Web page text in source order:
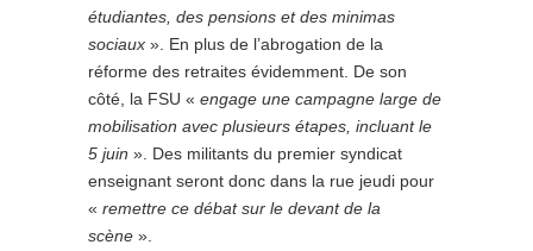
étudiantes, des pensions et des minimas
sociaux ». En plus de l’abrogation de la
réforme des retraites évidemment. De son
côté, la FSU « engage une campagne large de
mobilisation avec plusieurs étapes, incluant le
5 juin ». Des militants du premier syndicat
enseignant seront donc dans la rue jeudi pour
« remettre ce débat sur le devant de la
scène ».